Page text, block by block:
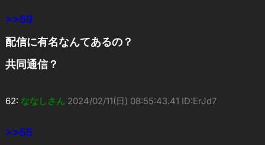
>>59
配信に有名なんてあるの？
共同通信？
62: ななしさん 2024/02/11(日) 08:55:43.41 ID:ErJd7
>>55